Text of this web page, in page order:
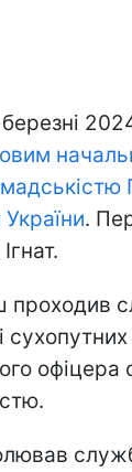
.
проходив
офіцера